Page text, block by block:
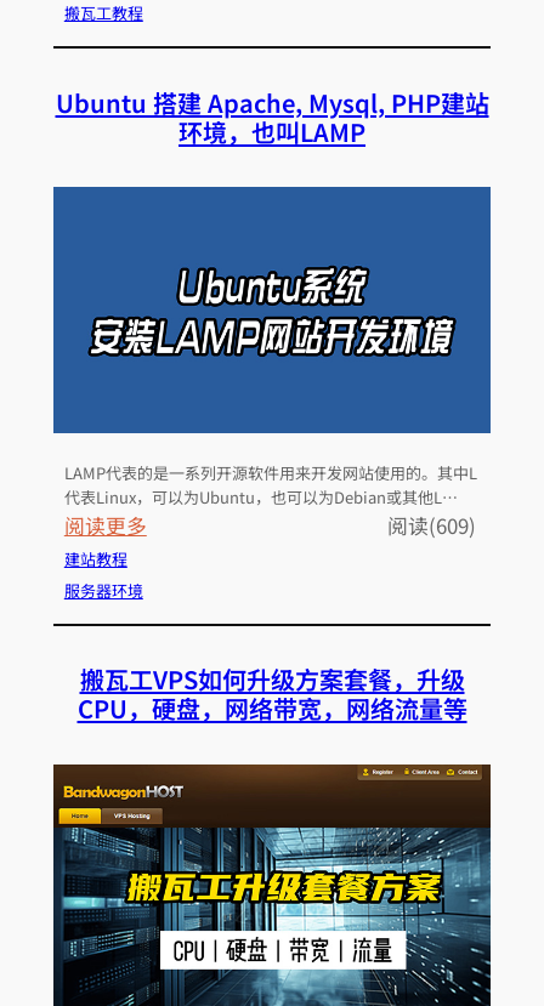
工
何
搬瓦工教程
Ubuntu 搭建 Apache, Mysql, PHP建站
环境，也叫LAMP
LAMP代表的是一系列开源软件用来开发网站使用的。其中L
代表Linux，可以为Ubuntu，也可以为Debian或其他L…
阅读更多：
u
t
u
A
p
a
c
h
e
,
阅读(609)
建站教程
服务器环境
搬瓦工VPS如何升级方案套餐，升级
CPU，硬盘，网络带宽，网络流量等